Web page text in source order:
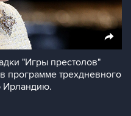
"Игры престолов"
программе трехдневного
Ирландию.